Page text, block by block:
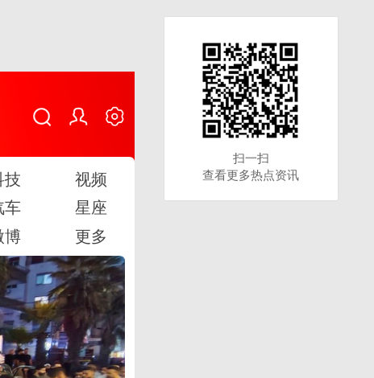
技
视频
车
星座
博 更多
扫一扫
查看更多热点资讯
扫一扫
查看更多热点资讯